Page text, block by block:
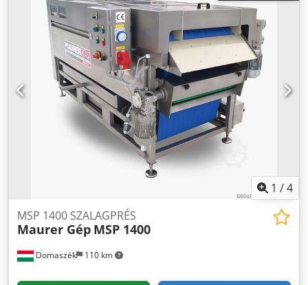
1 /4
Domaszék 110 km
MSP 1400 SZALAGPRÉS
Maurer Gép MSP 1400